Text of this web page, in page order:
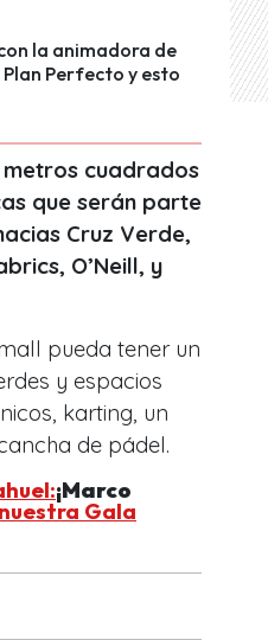
la animadora de
Perfecto y esto
metros cuadrados
que serán parte
Cruz Verde,
O’Neill, y
pueda tener un
y espacios
karting, un
de pádel.
¡Marco
Gala